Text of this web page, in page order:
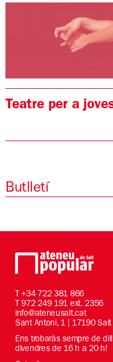
Teatre per a
Butlletí
T+34 722 381 866
T 972 249 191 ext. 2356
info@ateneusalt.cat
Sant Antoni, 1 | 17190 Salt
Ens trobaràs sempre de
divendres de 16 h a 20 h!